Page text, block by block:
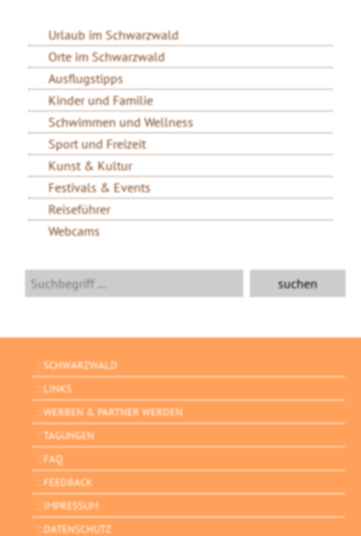
Urlaub im Schwarzwald
Orte im Schwarzwald
Ausflugstipps
Kinder und Familie
Schwimmen und Wellness
Sport und Freizeit
Kunst & Kultur
Festivals & Events
Reiseführer
Webcams
SCHWARZWALD
LINKS
WERBEN & PARTNER WERDEN
TAGUNGEN
FAQ
FEEDBACK
IMPRESSUM
DATENSCHUTZ